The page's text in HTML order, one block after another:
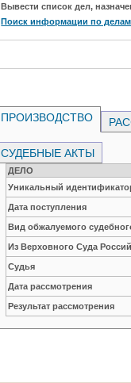
Вывести список дел,
Поиск информации по делам
ПРОИЗВОДСТВО
СУДЕБНЫЕ АКТЫ
ДЕЛО
Уникальный
Дата поступления
Вид обжалуемого
Из Верховного Суда
Судья
Дата рассмотрения
Результат рассмотрения